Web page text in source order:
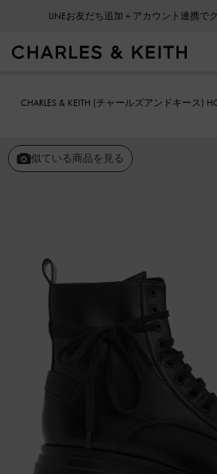
会員登録＋ニュースレター登録で
CHARLES & KEITH (チャールズアンドキース)
似ている商品を見る